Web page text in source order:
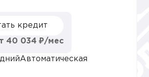
кредит
40 034 ₽/мес
Автоматическая